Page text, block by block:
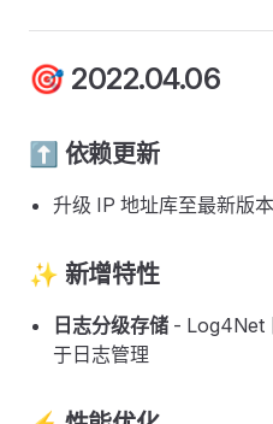
🎯 2022.04.06
⬆️ 依赖更新
升级 IP 地址库至最新版本
✨ 新增特性
日志分级存储 - Log4Net
于日志管理